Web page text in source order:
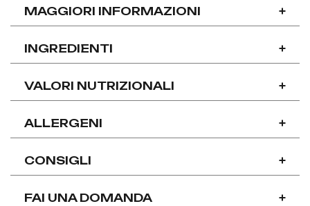
MAGGIORI INFORMAZIONI +
INGREDIENTI +
VALORI NUTRIZIONALI +
ALLERGENI +
CONSIGLI +
FAI UNA DOMANDA +